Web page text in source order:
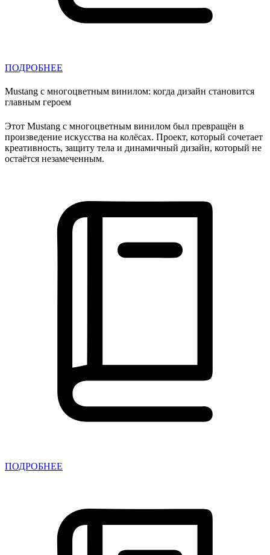
ПОДРОБНЕЕ
Mustang с многоцветным винилом: когда дизайн становится
главным героем
Этот Mustang с многоцветным винилом был превращён в
произведение искусства на колёсах. Проект, который сочетает
креативность, защиту тела и динамичный дизайн, который не
остаётся незамеченным.
ПОДРОБНЕЕ